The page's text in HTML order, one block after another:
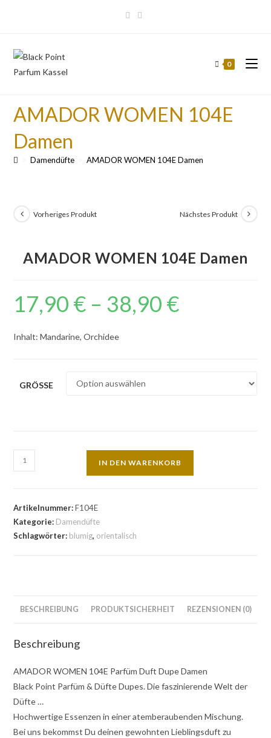
0
AMADOR WOMEN 104E
Damen
Damendüfte AMADOR WOMEN 104E Damen
Vorheriges Produkt Nächstes Produkt
AMADOR WOMEN 104E Damen
17,90 € – 38,90 €
Inhalt: Mandarine, Orchidee
GRÖSSE
IN DEN WARENKORB
Artikelnummer:F104E
Kategorie: Damendüfte
Schlagwörter: blumig, orientalisch
BESCHREIBUNG PRODUKTSICHERHEIT REZENSIONEN (0)
Beschreibung
AMADOR WOMEN 104E Parfüm Duft Dupe Damen
Black Point Parfüm & Düfte Dupes. Die faszinierende Welt der
Düfte …
Hochwertige Essenzen in einer atemberaubenden Mischung.
Bei uns bekommst Du deinen gewohnten Lieblingsduft zu